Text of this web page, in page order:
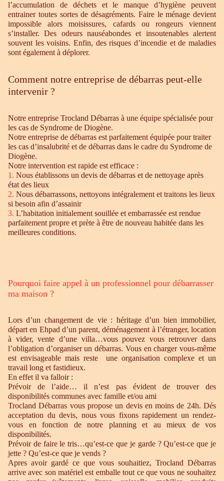
l’accumulation de déchets et le manque d’hygiène peuvent
entrainer toutes sortes de désagréments. Faire le ménage devient
impossible alors moisissures, cafards ou rongeurs viennent
s’installer. Des odeurs nauséabondes et insoutenables alertent
souvent les voisins. Enfin, des risques d’incendie et de maladies
sont également à déplorer.
Comment notre entreprise de débarras peut-elle
intervenir ?
Notre entreprise Trocland Débarras à une équipe spécialisée pour
les cas de Syndrome de Diogène.
Notre entreprise de débarras est parfaitement équipée pour traiter
les cas d’insalubrité et de débarras dans le cadre du Syndrome de
Diogène.
Notre intervention est rapide est efficace :
1. Nous établissons un devis de débarras et de nettoyage après
état des lieux
2. Nous débarrassons, nettoyons intégralement et traitons les lieux
si besoin afin d’assainir
3. L’habitation initialement souillée et embarrassée est rendue
parfaitement propre et prète à être de nouveau habitée dans les
meilleures conditions.
Pourquoi faire appel à un professionnel pour débarrasser
ma maison ?
Lors d’un changement de vie : héritage d’un bien immobilier,
départ en Ehpad d’un parent, déménagement à l’étranger, location
à vider, vente d’une villa…vous pouvez vous retrouver dans
l’obligation d’organiser un débarras. Vous en charger vous-même
est envisageable mais reste une organisation complexe et un
travail long et fastidieux.
En effet il va falloir :
Prévoir de l’aide… il n’est pas évident de trouver des
disponibilités communes avec famille et/ou ami
Trocland Débarras vous propose un devis en moins de 24h. Dés
acceptation du devis, nous vous fixons rapidement un rendez-
vous en fonction de notre planning et au mieux de vos
disponibilités.
Prévoir de faire le tris…qu’est-ce que je garde ? Qu’est-ce que je
jette ? Qu’est-ce que je vends ?
Apres avoir gardé ce que vous souhaitiez, Trocland Débarras
arrive avec son matériel est emballe tout ce que vous ne souhaitez